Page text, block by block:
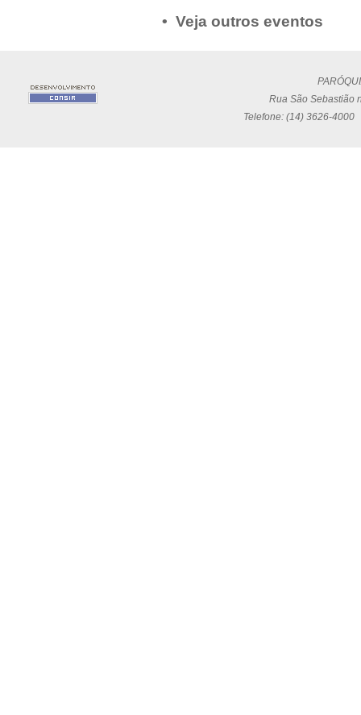
• Veja outros eventos
Rua São Sebastião
Telefone: (14) 3626-